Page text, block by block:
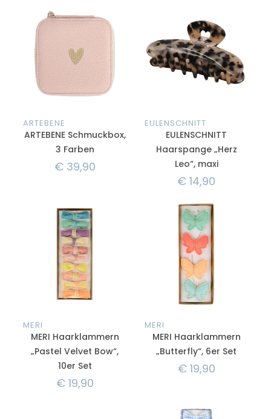
ARTEBENE
ARTEBENE Schmuckbox,
3 Farben
€39,90
EULENSCHNITT
EULENSCHNITT
Haarspange „Herz
Leo“, maxi
€ 14,90
MERI
MERI Haarklammern
„Pastel Velvet Bow“,
10er Set
€19,90
MERI
MERI Haarklammern
„Butterfly“, 6er Set
€19,90